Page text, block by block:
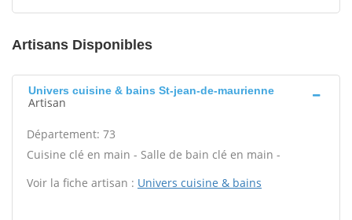
Artisans Disponibles
Univers cuisine & bains St-jean-de-maurienne
Artisan
Département: 73
Cuisine clé en main - Salle de bain clé en main -
Voir la fiche artisan : Univers cuisine & bains